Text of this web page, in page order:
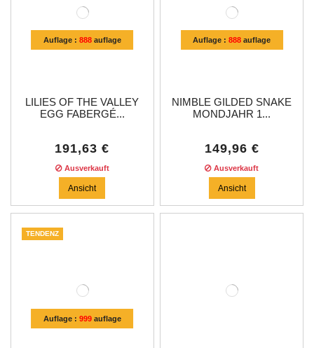
Auflage : 888auflage
LILIES OF THE VALLEY
EGG FABERGÉ...
191,63 €
Ausverkauft
Ansicht
Auflage :888 auflage
NIMBLE GILDED SNAKE
MONDJAHR 1...
149,96 €
Ausverkauft
Ansicht
Auflage : 999auflage
TENDENZ